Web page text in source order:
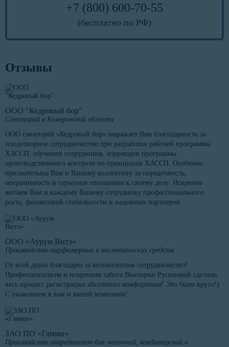
+7 (800) 600-70-55
(бесплатно по РФ)
Отзывы
ООО "Кедровый бор"
Санаторий в Кемеровской области
ООО санаторий «Кедровый бор» выражает Вам благодарность за
плодотворное сотрудничество при разработке рабочей программы
ХАССП, обучении сотрудников, коррекции программы
производственного контроля по принципам ХАССП. Особенно
признательны Вам и Вашему коллективу за порядочность,
оперативность и серьезное отношение к своему делу. Искренне
желаем Вам и каждому Вашему сотруднику профессионального
роста, финансовой стабильности и надежных партнеров.
ООО «Аурум Витэ»
Производство парфюмерных и косметических средств
От всей души благодарю за великолепное сотрудничество!
Профессионализм и искренняя забота Виктории Русиновой сделали
весь процесс регистрации абсолютно комфортным! Это было круто!)
С уважением к вам и вашей компании!
ЗАО ПО «Гамми»
Производство ингредиентов для молочной, кондитерской и